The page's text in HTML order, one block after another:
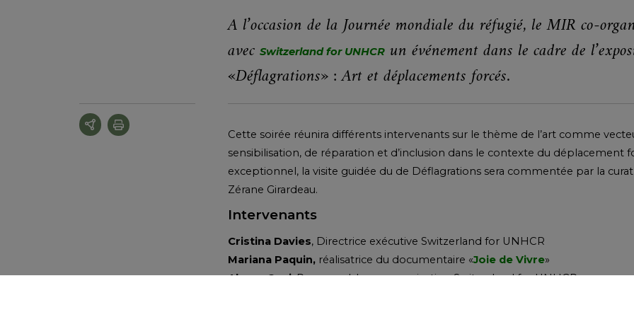
A l’occasion de la Journée mondiale du réfugié, le MIR co-
avec Switzerland for UNHCR un événement dans le cadre de
«Déflagrations» : Art et déplacements forcés.
Cette soirée réunira différents intervenants sur le thème de l’art comme
sensibilisation, de réparation et d’inclusion dans le contexte du déplacement
exceptionnel, la visite guidée du de Déflagrations sera commentée par la
Zérane Girardeau.
Intervenants
Cristina Davies, Directrice exécutive Switzerland for UNHCR
Mariana Paquin, réalisatrice du documentaire «Joie de Vivre»
Alvaro Cosi, Responsable communication Switzerland for UNHCR